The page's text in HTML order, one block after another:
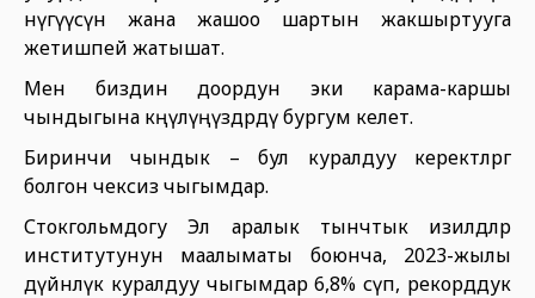
өнүгүүсүнө жана жашоо шартын жакшыртууга
жетишпей жатышат.
Мен биздин доордун эки карама-каршы
чындыгына көңүлүңүздөрдү бургум келет.
Биринчи чындык – бул куралдуу керектөөлөргө
болгон чексиз чыгымдар.
Стокгольмдогу Эл аралык тынчтык изилдөөлөр
институтунун маалыматы боюнча, 2023-жылы
дүйнөлүк куралдуу чыгымдар 6,8% өсүп, рекорддук